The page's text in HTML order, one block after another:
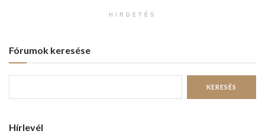
HIRDETÉS
Fórumok keresése
Hírlevél